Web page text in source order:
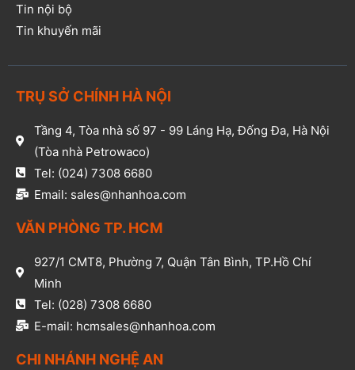
Tin nội bộ
Tin khuyến mãi
TRỤ SỞ CHÍNH HÀ NỘI
Tầng 4, Tòa nhà số 97 - 99 Láng Hạ, Đống Đa, Hà Nội
(Tòa nhà Petrowaco)
Tel: (024) 7308 6680
Email: sales@nhanhoa.com
VĂN PHÒNG TP. HCM​
927/1 CMT8, Phường 7, Quận Tân Bình, TP.Hồ Chí
Minh​
Tel: (028) 7308 6680​
E-mail: hcmsales@nhanhoa.com​
CHI NHÁNH NGHỆ AN​